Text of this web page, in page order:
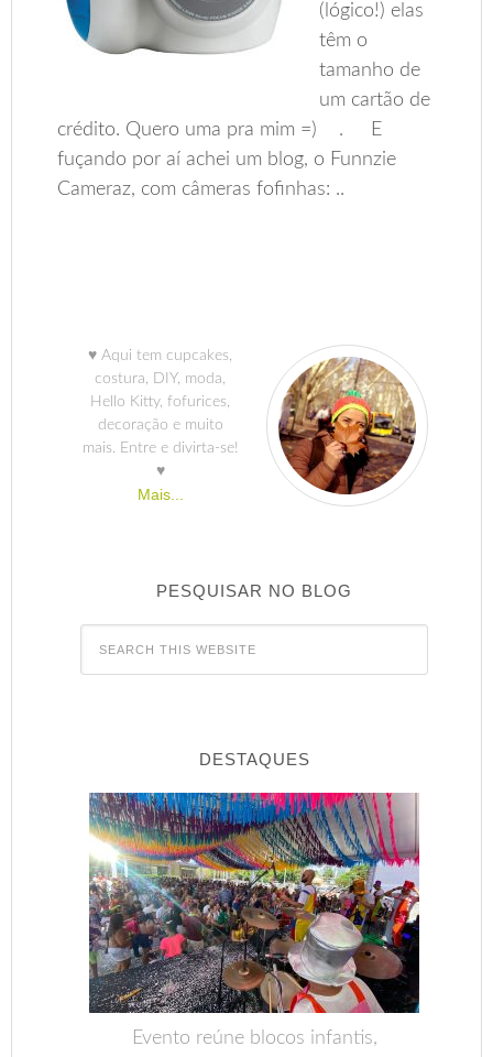
(lógico!) elas
têm o
tamanho de
um cartão de
crédito. Quero uma pra mim =) . E
fuçando por aí achei um blog, o Funnzie
Cameraz, com câmeras fofinhas: ..
♥ Aqui tem cupcakes,
costura, DIY, moda,
Hello Kitty, fofurices,
decoração e muito
mais. Entre e divirta-se!
♥
Mais...
PESQUISAR NO BLOG
DESTAQUES
Evento reúne blocos infantis,